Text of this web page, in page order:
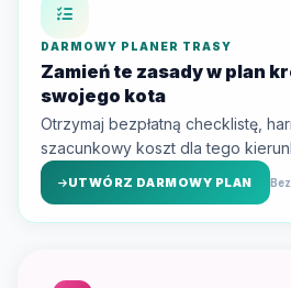
DARMOWY PLANER TRASY
Zamień te zasady w plan
swojego kota
Otrzymaj bezpłatną checklistę,
szacunkowy koszt dla tego
UTWÓRZ DARMOWY PLAN